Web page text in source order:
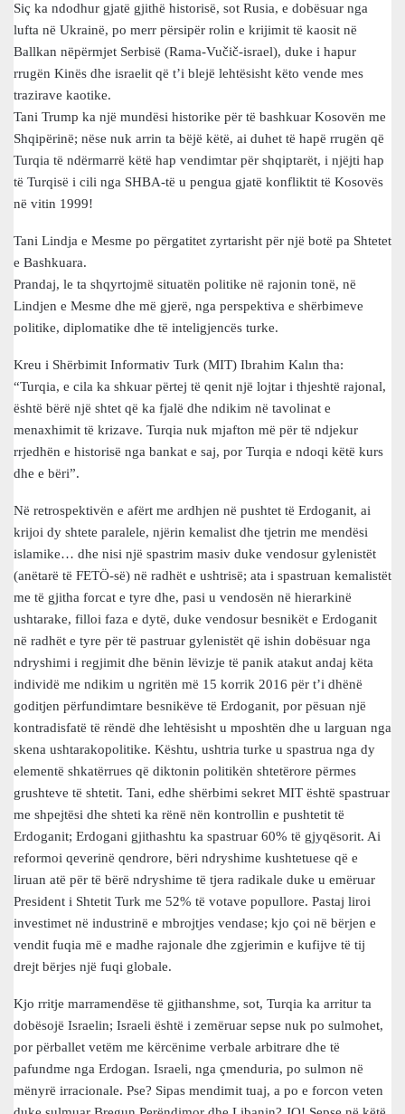
Siç ka ndodhur gjatë gjithë historisë, sot Rusia, e dobësuar nga
lufta në Ukrainë, po merr përsipër rolin e krijimit të kaosit në
Ballkan nëpërmjet Serbisë (Rama-Vučič-israel), duke i hapur
rrugën Kinës dhe israelit që t’i blejë lehtësisht këto vende mes
trazirave kaotike.
Tani Trump ka një mundësi historike për të bashkuar Kosovën me
Shqipërinë; nëse nuk arrin ta bëjë këtë, ai duhet të hapë rrugën që
Turqia të ndërmarrë këtë hap vendimtar për shqiptarët, i njëjti hap
të Turqisë i cili nga SHBA-të u pengua gjatë konfliktit të Kosovës
në vitin 1999!
Tani Lindja e Mesme po përgatitet zyrtarisht për një botë pa Shtetet
e Bashkuara.
Prandaj, le ta shqyrtojmë situatën politike në rajonin tonë, në
Lindjen e Mesme dhe më gjerë, nga perspektiva e shërbimeve
politike, diplomatike dhe të inteligjencës turke.
Kreu i Shërbimit Informativ Turk (MIT) Ibrahim Kalın tha:
“Turqia, e cila ka shkuar përtej të qenit një lojtar i thjeshtë rajonal,
është bërë një shtet që ka fjalë dhe ndikim në tavolinat e
menaxhimit të krizave. Turqia nuk mjafton më për të ndjekur
rrjedhën e historisë nga bankat e saj, por Turqia e ndoqi këtë kurs
dhe e bëri”.
Në retrospektivën e afërt me ardhjen në pushtet të Erdoganit, ai
krijoi dy shtete paralele, njërin kemalist dhe tjetrin me mendësi
islamike… dhe nisi një spastrim masiv duke vendosur gylenistët
(anëtarë të FETÖ-së) në radhët e ushtrisë; ata i spastruan kemalistët
me të gjitha forcat e tyre dhe, pasi u vendosën në hierarkinë
ushtarake, filloi faza e dytë, duke vendosur besnikët e Erdoganit
në radhët e tyre për të pastruar gylenistët që ishin dobësuar nga
ndryshimi i regjimit dhe bënin lëvizje të panik atakut andaj këta
individë me ndikim u ngritën më 15 korrik 2016 për t’i dhënë
goditjen përfundimtare besnikëve të Erdoganit, por pësuan një
kontradisfatë të rëndë dhe lehtësisht u mposhtën dhe u larguan nga
skena ushtarakopolitike. Kështu, ushtria turke u spastrua nga dy
elementë shkatërrues që diktonin politikën shtetërore përmes
grushteve të shtetit. Tani, edhe shërbimi sekret MIT është spastruar
me shpejtësi dhe shteti ka rënë nën kontrollin e pushtetit të
Erdoganit; Erdogani gjithashtu ka spastruar 60% të gjyqësorit. Ai
reformoi qeverinë qendrore, bëri ndryshime kushtetuese që e
liruan atë për të bërë ndryshime të tjera radikale duke u emëruar
President i Shtetit Turk me 52% të votave popullore. Pastaj liroi
investimet në industrinë e mbrojtjes vendase; kjo çoi në bërjen e
vendit fuqia më e madhe rajonale dhe zgjerimin e kufijve të tij
drejt bërjes një fuqi globale.
Kjo rritje marramendëse të gjithanshme, sot, Turqia ka arritur ta
dobësojë Israelin; Israeli është i zemëruar sepse nuk po sulmohet,
por përballet vetëm me kërcënime verbale arbitrare dhe të
pafundme nga Erdogan. Israeli, nga çmenduria, po sulmon në
mënyrë irracionale. Pse? Sipas mendimit tuaj, a po e forcon veten